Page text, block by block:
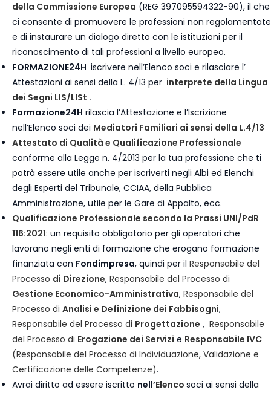
della Commissione Europea (REG 397095594322-90), il che
ci consente di promuovere le professioni non regolamentate
e di instaurare un dialogo diretto con le istituzioni per il
riconoscimento di tali professioni a livello europeo.
FORMAZIONE24H iscrivere nell’Elenco soci e rilasciare l’
Attestazioni ai sensi della L. 4/13 per interprete della Lingua
dei Segni LIS/LISt .
Formazione24H rilascia l’Attestazione e l’Iscrizione
nell’Elenco soci dei Mediatori Familiari ai sensi della L.4/13
Attestato di Qualità e Qualificazione Professionale
conforme alla Legge n. 4/2013 per la tua professione che ti
potrà essere utile anche per iscriverti negli Albi ed Elenchi
degli Esperti del Tribunale, CCIAA, della Pubblica
Amministrazione, utile per le Gare di Appalto, ecc.
Qualificazione Professionale secondo la Prassi UNI/PdR
116:2021: un requisito obbligatorio per gli operatori che
lavorano negli enti di formazione che erogano formazione
finanziata con Fondimpresa, quindi per il Responsabile del
Processo di Direzione, Responsabile del Processo di
Gestione Economico-Amministrativa, Responsabile del
Processo di Analisi e Definizione dei Fabbisogni,
Responsabile del Processo di Progettazione , Responsabile
del Processo di Erogazione dei Servizi e Responsabile IVC
(Responsabile del Processo di Individuazione, Validazione e
Certificazione delle Competenze).
Avrai diritto ad essere iscritto nell’Elenco soci ai sensi della